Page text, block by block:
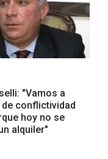
"Vamos a
conflictividad
hoy no se
alquiler"